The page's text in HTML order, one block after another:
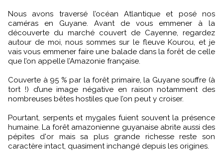
Nous avons traversé l’océan Atlantique et posé nos
caméras en Guyane. Avant de vous emmener à la
découverte du marché couvert de Cayenne, regardez
autour de moi, nous sommes sur le fleuve Kourou, et je
vais vous emmener faire une balade dans la forêt de celle
que l’on appelle l’Amazonie française.
Couverte à 95 % par la forêt primaire, la Guyane souffre (à
tort !) d’une image négative en raison notamment des
nombreuses bêtes hostiles que l’on peut y croiser.
Pourtant, serpents et mygales fuient souvent la présence
humaine. La forêt amazonienne guyanaise abrite aussi des
pépites d'or mais sa plus grande richesse reste son
caractère intact, quasiment inchangé depuis les origines.